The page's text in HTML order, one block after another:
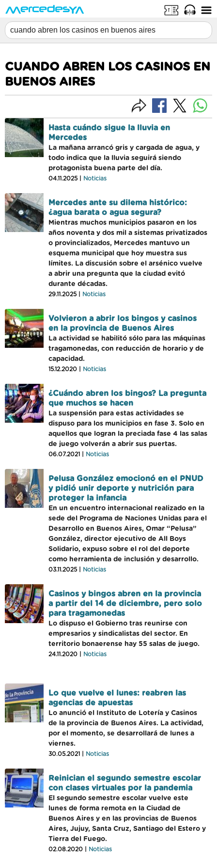
CUANDO ABREN LOS CASINOS EN
BUENOS AIRES
Hasta cuándo sigue la lluvia en
Mercedes
La mañana arrancó gris y cargada de agua, y
todo indica que la lluvia seguirá siendo
protagonista buena parte del día.
04.11.2025 | Noticias
Mercedes ante su dilema histórico:
¿agua barata o agua segura?
Mientras muchos municipios pasaron en los
años noventa y dos mil a sistemas privatizados
o provincializados, Mercedes mantuvo un
esquema municipal que hoy muestra sus
límites. La discusión sobre el arsénico vuelve
a abrir una pregunta que la ciudad evitó
durante décadas.
29.11.2025 | Noticias
Volvieron a abrir los bingos y casinos
en la provincia de Buenos Aires
La actividad se habilitó sólo para las máquinas
tragamonedas, con reducción de horario y de
capacidad.
15.12.2020 | Noticias
¿Cuándo abren los bingos? La pregunta
que muchos se hacen
La suspensión para estas actividades se
dispuso para los municipios en fase 3. Solo en
aquellos que logran la preciada fase 4 las salas
de juego volverán a abrir sus puertas.
06.07.2021 | Noticias
Pelusa González emocionó en el PNUD
y pidió unir deporte y nutrición para
proteger la infancia
En un encuentro internacional realizado en la
sede del Programa de Naciones Unidas para el
Desarrollo en Buenos Aires, Omar “Pelusa”
González, director ejecutivo de All Boys
Solidario, expuso sobre el rol del deporte
como herramienta de inclusión y desarrollo.
03.11.2025 | Noticias
Casinos y bingos abren en la provincia
a partir del 14 de diciembre, pero solo
para tragamonedas
Lo dispuso el Gobierno tras reunirse con
empresarios y sindicalistas del sector. En
territorio bonaerense hay 55 salas de juego.
24.11.2020 | Noticias
Lo que vuelve el lunes: reabren las
agencias de apuestas
Lo anunció el Instituto de Lotería y Casinos
de la provincia de Buenos Aires. La actividad,
por el momento, se desarrollará de lunes a
viernes.
30.05.2021 | Noticias
Reinician el segundo semestre escolar
con clases virtuales por la pandemia
El segundo semestre escolar vuelve este
lunes de forma remota en la Ciudad de
Buenos Aires y en las provincias de Buenos
Aires, Jujuy, Santa Cruz, Santiago del Estero y
Tierra del Fuego.
02.08.2020 | Noticias